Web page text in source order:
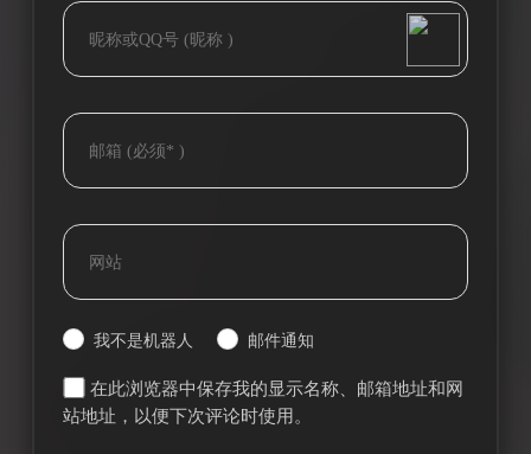
Tieba
我不是机器人 邮件通知
在此浏览器中保存我的显示名称、邮箱地址和网
站地址，以便下次评论时使用。